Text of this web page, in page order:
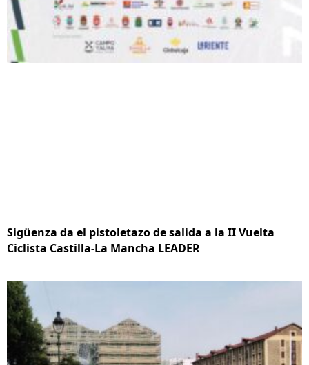
Sigüenza da el pistoletazo de salida a la II Vuelta
Ciclista Castilla-La Mancha LEADER